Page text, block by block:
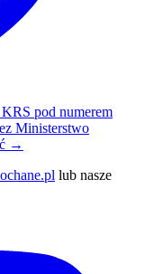
pod numerem
Ministerstwo
→
lub nasze